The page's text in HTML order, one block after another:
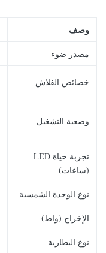
وصف
مصدر ضوء
خصائص الفلاش
وضعية التشغيل
تجربة حياة LED
(ساعات)
نوع الوحدة الشمسية
الإخراج (واط)
نوع البطارية